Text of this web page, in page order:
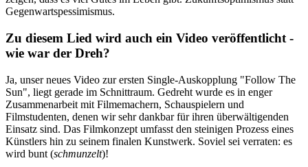
Gegenwartspessimismus.
Zu diesem Lied wird auch ein Video veröffentlicht -
wie war der Dreh?
Ja, unser neues Video zur ersten Single-Auskopplung "Follow The
Sun", liegt gerade im Schnittraum. Gedreht wurde es in enger
Zusammenarbeit mit Filmemachern, Schauspielern und
Filmstudenten, denen wir sehr dankbar für ihren überwältigenden
Einsatz sind. Das Filmkonzept umfasst den steinigen Prozess eines
Künstlers hin zu seinem finalen Kunstwerk. Soviel sei verraten: es
wird bunt (schmunzelt)!